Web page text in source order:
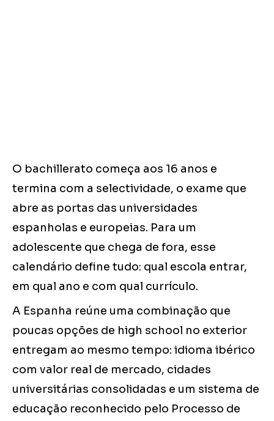
O bachillerato começa aos 16 anos e
termina com a selectividade, o exame que
abre as portas das universidades
espanholas e europeias. Para um
adolescente que chega de fora, esse
calendário define tudo: qual escola entrar,
em qual ano e com qual currículo.
A Espanha reúne uma combinação que
poucas opções de high school no exterior
entregam ao mesmo tempo: idioma ibérico
com valor real de mercado, cidades
universitárias consolidadas e um sistema de
educação reconhecido pelo Processo de